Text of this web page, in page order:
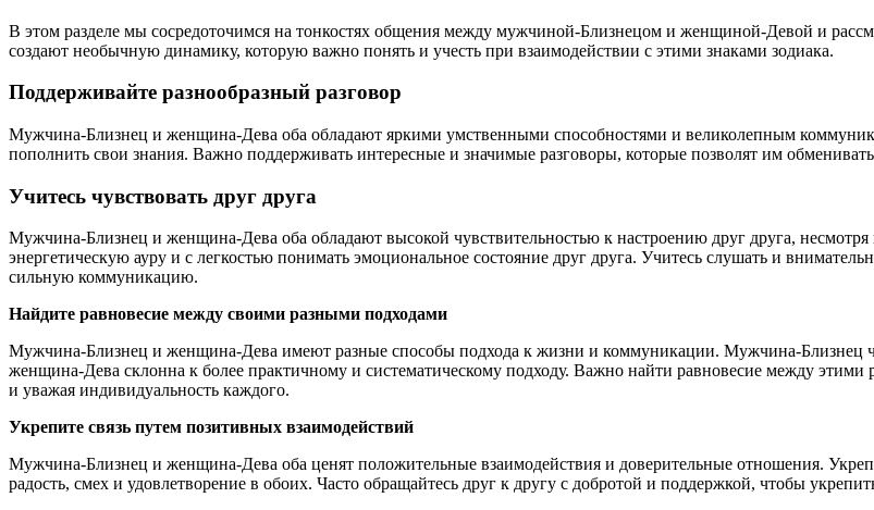
В этом разделе мы сосредоточимся на тонкостях общения между мужчиной-Близнецом и женщиной-Девой и
создают необычную динамику, которую важно понять и учесть при взаимодействии с этими знаками зодиака.
Поддерживайте разнообразный разговор
Мужчина-Близнец и женщина-Дева оба обладают яркими умственными способностями и великолепным
пополнить свои знания. Важно поддерживать интересные и значимые разговоры, которые позволят им
Учитесь чувствовать друг друга
Мужчина-Близнец и женщина-Дева оба обладают высокой чувствительностью к настроению друг друга,
энергетическую ауру и с легкостью понимать эмоциональное состояние друг друга. Учитесь слушать и
сильную коммуникацию.
Найдите равновесие между своими разными подходами
Мужчина-Близнец и женщина-Дева имеют разные способы подхода к жизни и коммуникации. Мужчина-Близнец
женщина-Дева склонна к более практичному и систематическому подходу. Важно найти равновесие между
и уважая индивидуальность каждого.
Укрепите связь путем позитивных взаимодействий
Мужчина-Близнец и женщина-Дева оба ценят положительные взаимодействия и доверительные отношения.
радость, смех и удовлетворение в обоих. Часто обращайтесь друг к другу с добротой и поддержкой, чтобы